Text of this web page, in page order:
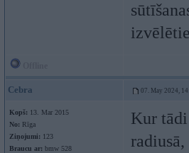
Cebra 07. May 2024,
Kopš: 13. Mar 2015
No: Rīga
Ziņojumi: 123
Braucu ar: bmw 528
Kur